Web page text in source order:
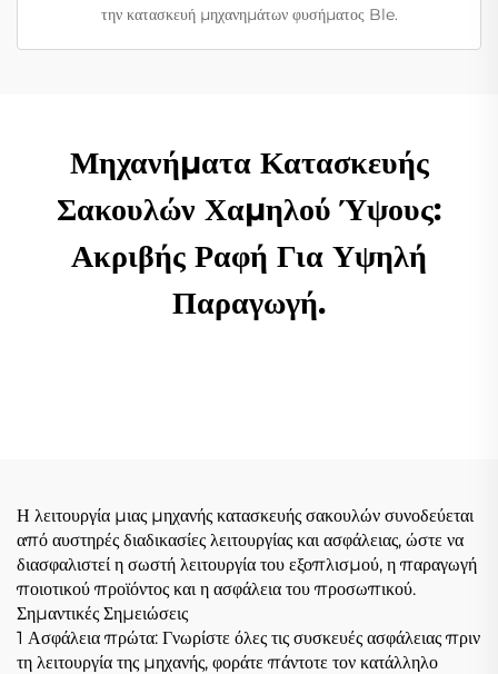
την κατασκευή μηχανημάτων φυσήματος Ble.
Μηχανήματα Κατασκευής
Σακουλών Χαμηλού Ύψους:
Ακριβής Ραφή Για Υψηλή
Παραγωγή.
Η λειτουργία μιας μηχανής κατασκευής σακουλών συνοδεύεται
από αυστηρές διαδικασίες λειτουργίας και ασφάλειας, ώστε να
διασφαλιστεί η σωστή λειτουργία του εξοπλισμού, η παραγωγή
ποιοτικού προϊόντος και η ασφάλεια του προσωπικού.
Σημαντικές Σημειώσεις
1 Ασφάλεια πρώτα: Γνωρίστε όλες τις συσκευές ασφάλειας πριν
τη λειτουργία της μηχανής, φοράτε πάντοτε τον κατάλληλο